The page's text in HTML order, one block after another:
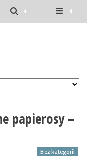
papierosy –
Bez kategorii